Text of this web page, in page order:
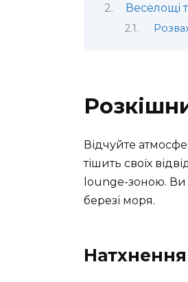
Веселощі
Відчуйте
тішить своїх
lounge-зоною. Ви
березі моря.